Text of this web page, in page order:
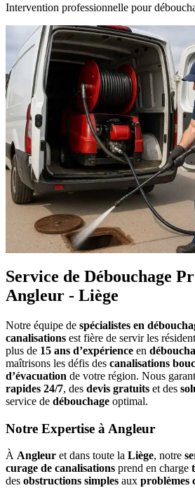
Intervention professionnelle pour
Service de Débouchage
Angleur - Liège
Notre équipe de spécialistes en
canalisations est fière de servir les
plus de 15 ans d’expérience en
maîtrisons les défis des canalisations
d’évacuation de votre région. Nous
rapides 24/7, des devis gratuits et des
service de débouchage optimal.
Notre Expertise à Angleur
À Angleur et dans toute la Liège, notre
curage de canalisations prend en charge
des obstructions simples aux problèmes